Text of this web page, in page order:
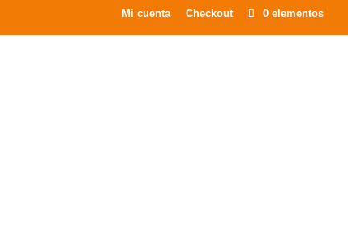
Mi cuenta Checkout 0 elementos